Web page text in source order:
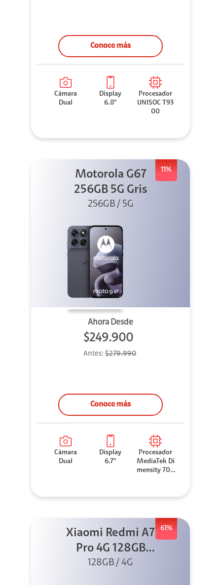
Conoce más
Cámara
Dual
Display
6.8"
Procesador
UNISOC T93
00
11%
Motorola G67
256GB 5G Gris
256GB / 5G
Ahora Desde
$249.900
Antes: $279.990
Conoce más
Cámara
Dual
Display
6.7"
Procesador
MediaTek Di
mensity 706
61%
Xiaomi Redmi A7
Pro 4G 128GB
Azul + Cargador
128GB / 4G